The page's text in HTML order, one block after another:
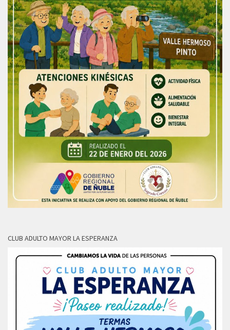
CLUB ADULTO MAYOR LA ESPERANZA